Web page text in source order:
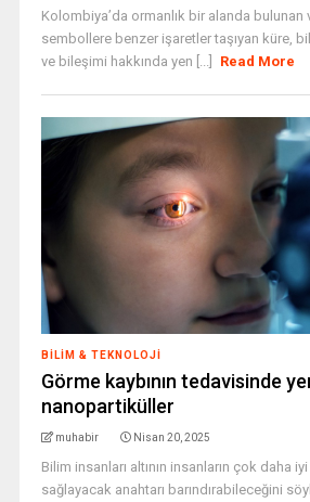
Kolombiya’da ormanlık bir alanda bulunan
sembollere benzer işaretler taşıyan küre,
ve bileşimi hakkında yen [...]
Read More
BILIM & TEKNOLOJI
Görme kaybının tedavisinde
nanopartiküller
muhabir Nisan 20, 2025
Bilim insanları altının insanların çok daha
sağlayacak anahtarı barındırabileceğini